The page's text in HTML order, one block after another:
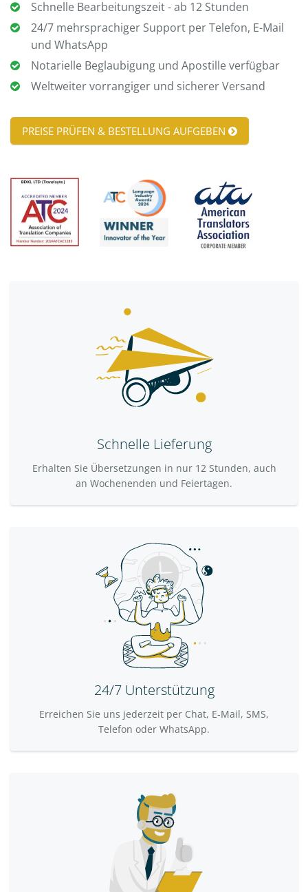
Schnelle Bearbeitungszeit - ab 12 Stunden
24/7 mehrsprachiger Support per Telefon, E-Mail
und WhatsApp
Notarielle Beglaubigung und Apostille verfügbar
Weltweiter vorrangiger und sicherer Versand
PREISE PRÜFEN & BESTELLUNG AUFGEBEN
Schnelle Lieferung
Erhalten Sie Übersetzungen in nur 12 Stunden, auch
an Wochenenden und Feiertagen.
24/7 Unterstützung
Erreichen Sie uns jederzeit per Chat, E-Mail, SMS,
Telefon oder WhatsApp.